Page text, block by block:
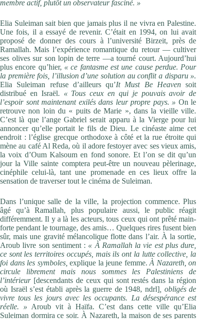
membre actif, plutôt un observateur fasciné. »
Elia Suleiman sait bien que jamais plus il ne vivra en Palestine.
Une fois, il a essayé de revenir. C’était en 1994, on lui avait
proposé de donner des cours à l’université Birzeit, près de
Ramallah. Mais l’expérience romantique du retour — cultiver
ses olives sur son lopin de terre —a tourné court. Aujourd’hui
plus encore qu’hier, « ce fantasme est une cause perdue. Pour
la première fois, l’illusion d’une solution au conflit a disparu ».
Elia Suleiman refuse d’ailleurs qu’It Must Be Heavensoit
distribué en Israël. « Tous ceux en qui je pouvais avoir de
l’espoir sont maintenant exilés dans leur propre pays. » On le
retrouve non loin du « puits de Marie », dans la vieille ville.
C’est là que l’ange Gabriel serait apparu à la Vierge pour lui
annoncer qu’elle portait le fils de Dieu. Le ­cinéaste aime cet
endroit : l’église grecque orthodoxe à ­côté et la rue étroite qui
mène au café Al Reda, où il adore ­festoyer avec ses vieux amis,
la voix d’Oum Kalsoum en fond sonore. Et l’on se dit qu’un
jour la Ville sainte comptera peut-être un nouveau pèlerinage,
cinéphile celui-là, tant une promenade en ces lieux offre la
sensation de traverser tout le cinéma de Suleiman.
Dans l’unique salle de la ville, la projection commence. Plus
âgé qu’à Ramallah, plus populaire aussi, le public réagit
différemment. Il y a là les acteurs, tous ceux qui ont prêté main-
forte pendant le tournage, des amis… Quelques rires fusent bien
sûr, mais une gravité mélancolique flotte dans l’air. À la sortie,
Aroub livre son sentiment : « À Ramallah la vie est plus dure,
ce sont les territoires occupés, mais ils ont la lutte collective, la
foi dans les symboles,explique la jeune femme. À Nazareth, on
circule librement mais nous sommes les Palestiniens de
l’intérieur [descendants de ceux qui sont restés dans la région
où Israël s’est établi après la guerre de 1948, ndrl], obligés de
vivre tous les jours avec les occupants. La ­désespérance est
réelle. » Aroub vit à Haïfa. C’est dans cette ville qu’Elia
Suleiman dormira ce soir. À Nazareth, la maison de ses parents